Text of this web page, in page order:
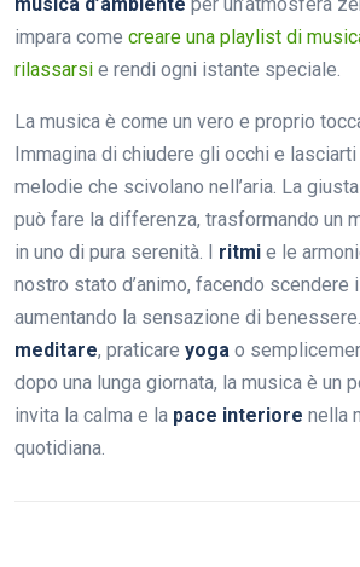
impara come creare una playlist di
rilassarsi e rendi ogni istante speciale.
La musica è come un vero e proprio
Immagina di chiudere gli occhi e
melodie che scivolano nell’aria. La
può fare la differenza, trasformando un
in uno di pura serenità. I ritmi e le
nostro stato d’animo, facendo scendere
aumentando la sensazione di
meditare, praticare yoga o
dopo una lunga giornata, la musica è un
invita la calma e la pace interiore nella
quotidiana.